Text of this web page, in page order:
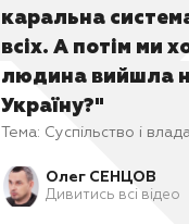
каральна
всіх. А потім ми
людина вийшла
Україну?"
Тема: Суспільство і
Олег СЕНЦОВ
Дивитись всі відео